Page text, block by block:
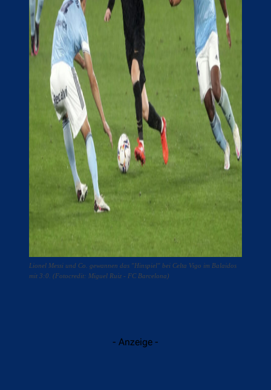
Lionel Messi und Co. gewannen das "Hinspiel" bei Celta Vigo im Balaidos
mit 3:0. (Fotocredit: Miguel Ruiz - FC Barcelona)
- Anzeige -